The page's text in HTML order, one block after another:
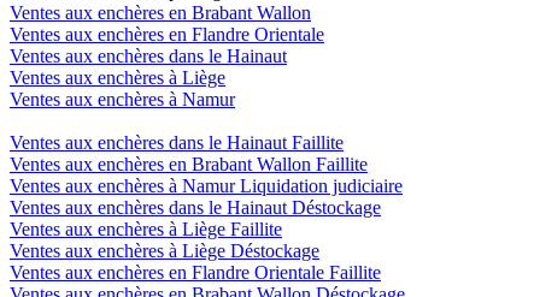
Ventes aux enchères en Brabant Wallon
Ventes aux enchères en Flandre Orientale
Ventes aux enchères dans le Hainaut
Ventes aux enchères à Liège
Ventes aux enchères à Namur
Ventes aux enchères dans le Hainaut Faillite
Ventes aux enchères en Brabant Wallon Faillite
Ventes aux enchères à Namur Liquidation judiciaire
Ventes aux enchères dans le Hainaut Déstockage
Ventes aux enchères à Liège Faillite
Ventes aux enchères à Liège Déstockage
Ventes aux enchères en Flandre Orientale Faillite